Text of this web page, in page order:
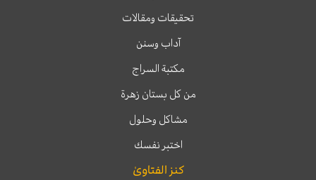
تحقيقات ومقالات
آداب وسنن
مكتبة السراج
من كل بستان زهرة
مشاكل وحلول
اختبر نفسك
كنز الفتاوىٰ